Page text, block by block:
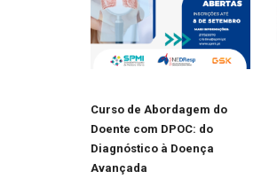
Curso de Abordagem do
Doente com DPOC: do
Diagnóstico à Doença
Avançada